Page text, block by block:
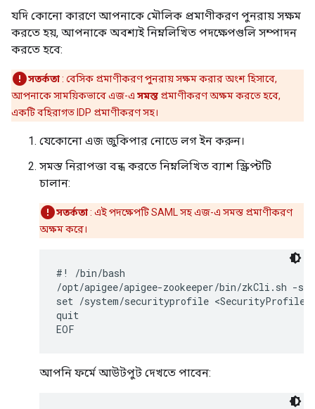
যদি কোনো কারণে আপনাকে মৌলিক প্রমাণীকরণ পুনরায় সক্ষম
করতে হয়, আপনাকে অবশ্যই নিম্নলিখিত পদক্ষেপগুলি সম্পাদন
করতে হবে:
সতর্কতা: বেসিক প্রমাণীকরণ পুনরায় সক্ষম করার অংশ হিসাবে,
আপনাকে সাময়িকভাবে এজ-এ সমস্ত প্রমাণীকরণ অক্ষম করতে হবে,
একটি বহিরাগত IDP প্রমাণীকরণ সহ।
যেকোনো এজ জুকিপার নোডে লগ ইন করুন।
সমস্ত নিরাপত্তা বন্ধ করতে নিম্নলিখিত ব্যাশ স্ক্রিপ্টটি
চালান:
সতর্কতা: এই পদক্ষেপটি SAML সহ এজ-এ সমস্ত প্রমাণীকরণ
অক্ষম করে।
#! /bin/bash
/opt/apigee/apigee-zookeeper/bin/zkCli.sh -
set /system/securityprofile
quit
EOF
আপনি ফর্মে আউটপুট দেখতে পাবেন: